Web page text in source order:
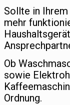
Sollte in
mehr
Ob
sowie
Ordnung.